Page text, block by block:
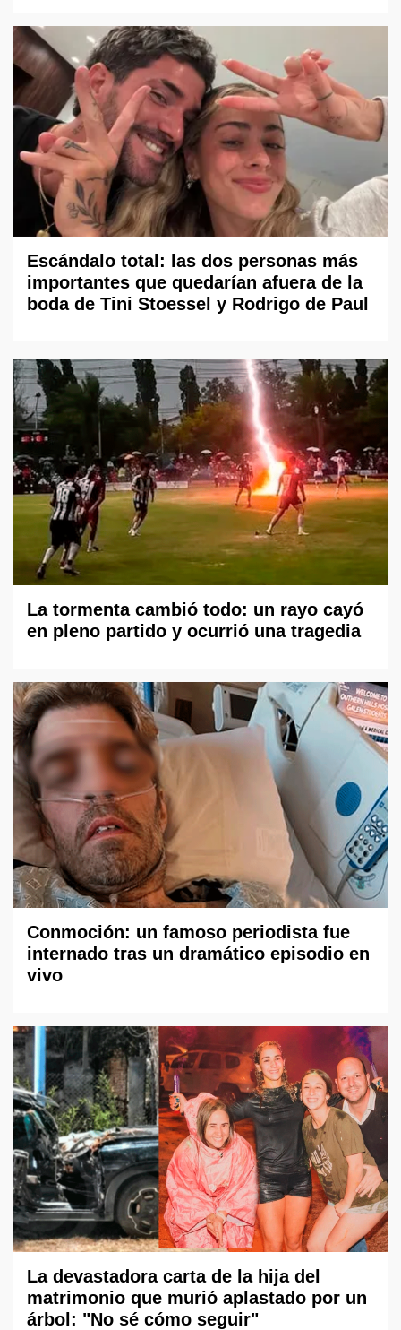
Escándalo total: las dos personas más
importantes que quedarían afuera de la
boda de Tini Stoessel y Rodrigo de Paul
La tormenta cambió todo: un rayo cayó
en pleno partido y ocurrió una tragedia
Conmoción: un famoso periodista fue
internado tras un dramático episodio en
vivo
La devastadora carta de la hija del
matrimonio que murió aplastado por un
árbol: "No sé cómo seguir"